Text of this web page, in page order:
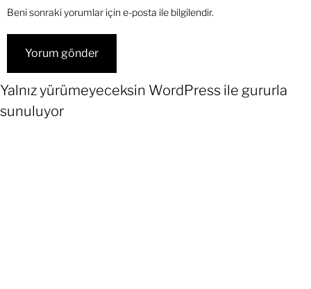
Beni sonraki yorumlar için e-posta ile bilgilendir.
Yalnız yürümeyeceksin WordPress ile gururla
sunuluyor